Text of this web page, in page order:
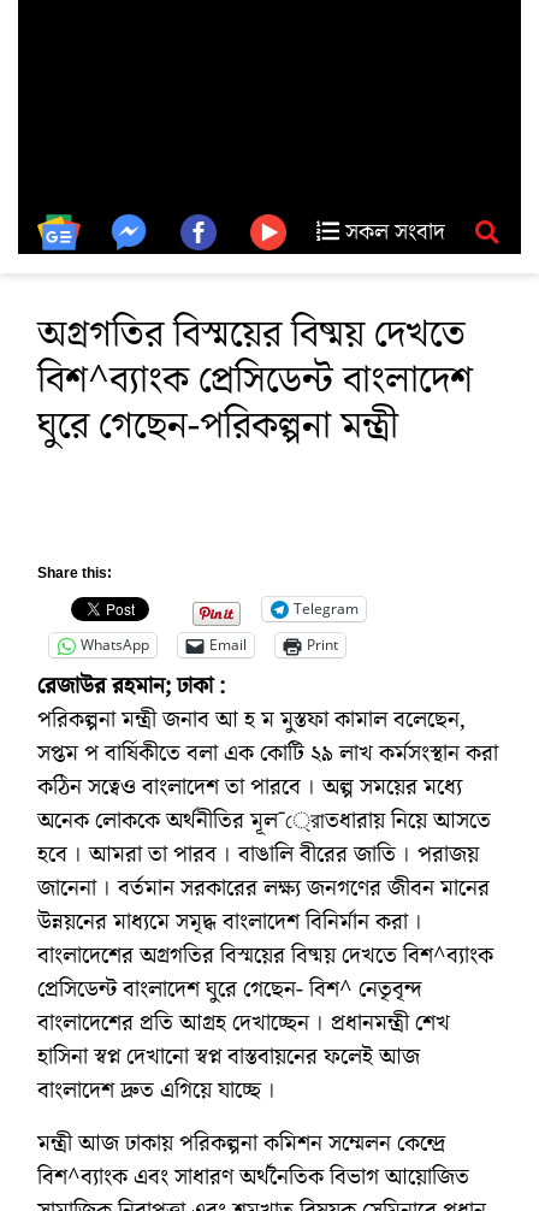
সকল সংবাদ
অগ্রগতির বিস্ময়ের বিষ্ময় দেখতে
বিশ^ব্যাংক প্রেসিডেন্ট বাংলাদেশ
ঘুরে গেছেন-পরিকল্পনা মন্ত্রী
Share this:
Telegram
WhatsApp
Email Print
রেজাউর রহমান; ঢাকা :
পরিকল্পনা মন্ত্রী জনাব আ হ ম মুস্তফা কামাল বলেছেন,
সপ্তম প বার্ষিকীতে বলা এক কোটি ২৯ লাখ কর্মসংস্থান করা
কঠিন সত্বেও বাংলাদেশ তা পারবে । অল্প সময়ের মধ্যে
অনেক লোককে অর্থনীতির মূল¯্রােতধারায় নিয়ে আসতে
হবে । আমরা তা পারব । বাঙালি বীরের জাতি । পরাজয়
জানেনা । বর্তমান সরকারের লক্ষ্য জনগণের জীবন মানের
উন্নয়নের মাধ্যমে সমৃদ্ধ বাংলাদেশ বিনির্মান করা ।
বাংলাদেশের অগ্রগতির বিস্ময়ের বিষ্ময় দেখতে বিশ^ব্যাংক
প্রেসিডেন্ট বাংলাদেশ ঘুরে গেছেন- বিশ^ নেতৃবৃন্দ
বাংলাদেশের প্রতি আগ্রহ দেখাচ্ছেন । প্রধানমন্ত্রী শেখ
হাসিনা স্বপ্ন দেখানো স্বপ্ন বাস্তবায়নের ফলেই আজ
বাংলাদেশ দ্রুত এগিয়ে যাচ্ছে ।
মন্ত্রী আজ ঢাকায় পরিকল্পনা কমিশন সম্মেলন কেন্দ্রে
বিশ^ব্যাংক এবং সাধারণ অর্থনৈতিক বিভাগ আয়োজিত